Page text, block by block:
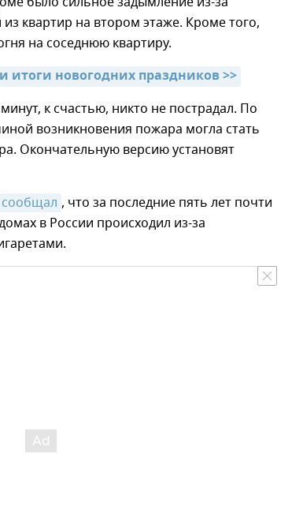
квартир на втором этаже. Кроме того,
на соседнюю квартиру.
итоги новогодних праздников >>
к счастью, никто не пострадал. По
возникновения пожара могла стать
Окончательную версию установят
сообщал , что за последние пять лет почти
в России происходил из-за